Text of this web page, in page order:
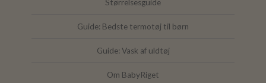
Størrelsesguide
Guide: Bedste termotøj til børn
Guide: Vask af uldtøj
Om BabyRiget